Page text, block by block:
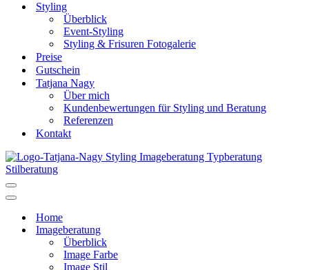
Styling
Überblick
Event-Styling
Styling & Frisuren Fotogalerie
Preise
Gutschein
Tatjana Nagy
Über mich
Kundenbewertungen für Styling und Beratung
Referenzen
Kontakt
Navigationsmenü
Navigationsmenü
Home
Imageberatung
Überblick
Image Farbe
Image Stil